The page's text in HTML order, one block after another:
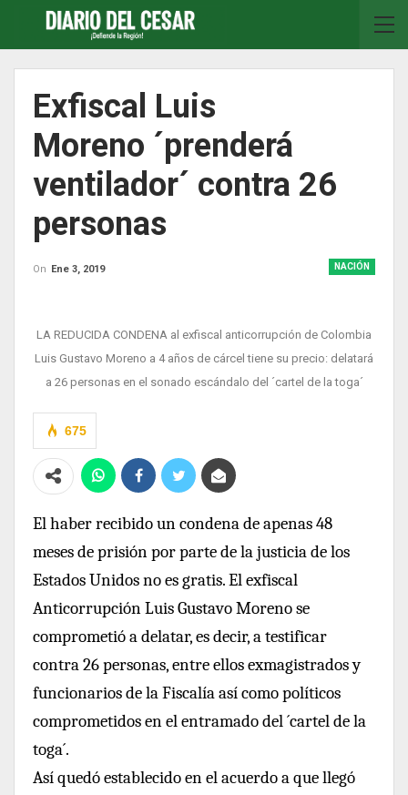
Exfiscal Luis
Moreno ´prenderá
ventilador´ contra 26
personas
NACIÓN
On Ene 3, 2019
LA REDUCIDA CONDENA al exfiscal anticorrupción de Colombia
Luis Gustavo Moreno a 4 años de cárcel tiene su precio: delatará
a 26 personas en el sonado escándalo del ´cartel de la toga´
675
El haber recibido un condena de apenas 48
meses de prisión por parte de la justicia de los
Estados Unidos no es gratis. El exfiscal
Anticorrupción Luis Gustavo Moreno se
comprometió a delatar, es decir, a testificar
contra 26 personas, entre ellos exmagistrados y
funcionarios de la Fiscalía así como políticos
comprometidos en el entramado del ´cartel de la
toga´.
Así quedó establecido en el acuerdo a que llegó